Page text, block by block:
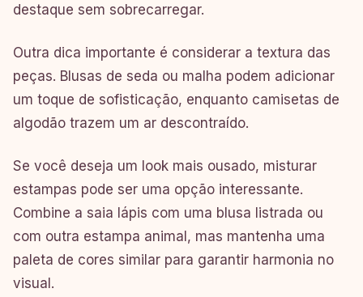
destaque sem sobrecarregar.
Outra dica importante é considerar a textura das
peças. Blusas de seda ou malha podem adicionar
um toque de sofisticação, enquanto camisetas de
algodão trazem um ar descontraído.
Se você deseja um look mais ousado, misturar
estampas pode ser uma opção interessante.
Combine a saia lápis com uma blusa listrada ou
com outra estampa animal, mas mantenha uma
paleta de cores similar para garantir harmonia no
visual.